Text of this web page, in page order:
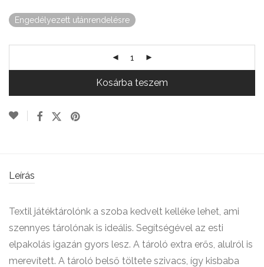
Engedélyezett utánrendelésre
Kosárba teszem
Leírás
Textil játéktárolónk a szoba kedvelt kelléke lehet, ami
szennyes tárolónak is ideális. Segítségével az esti
elpakolás igazán gyors lesz. A tároló extra erős, alulról is
merevített. A tároló belső töltete szivacs, így kisbaba